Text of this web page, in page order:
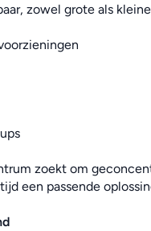
zowel grote als
zoekt om
een passende